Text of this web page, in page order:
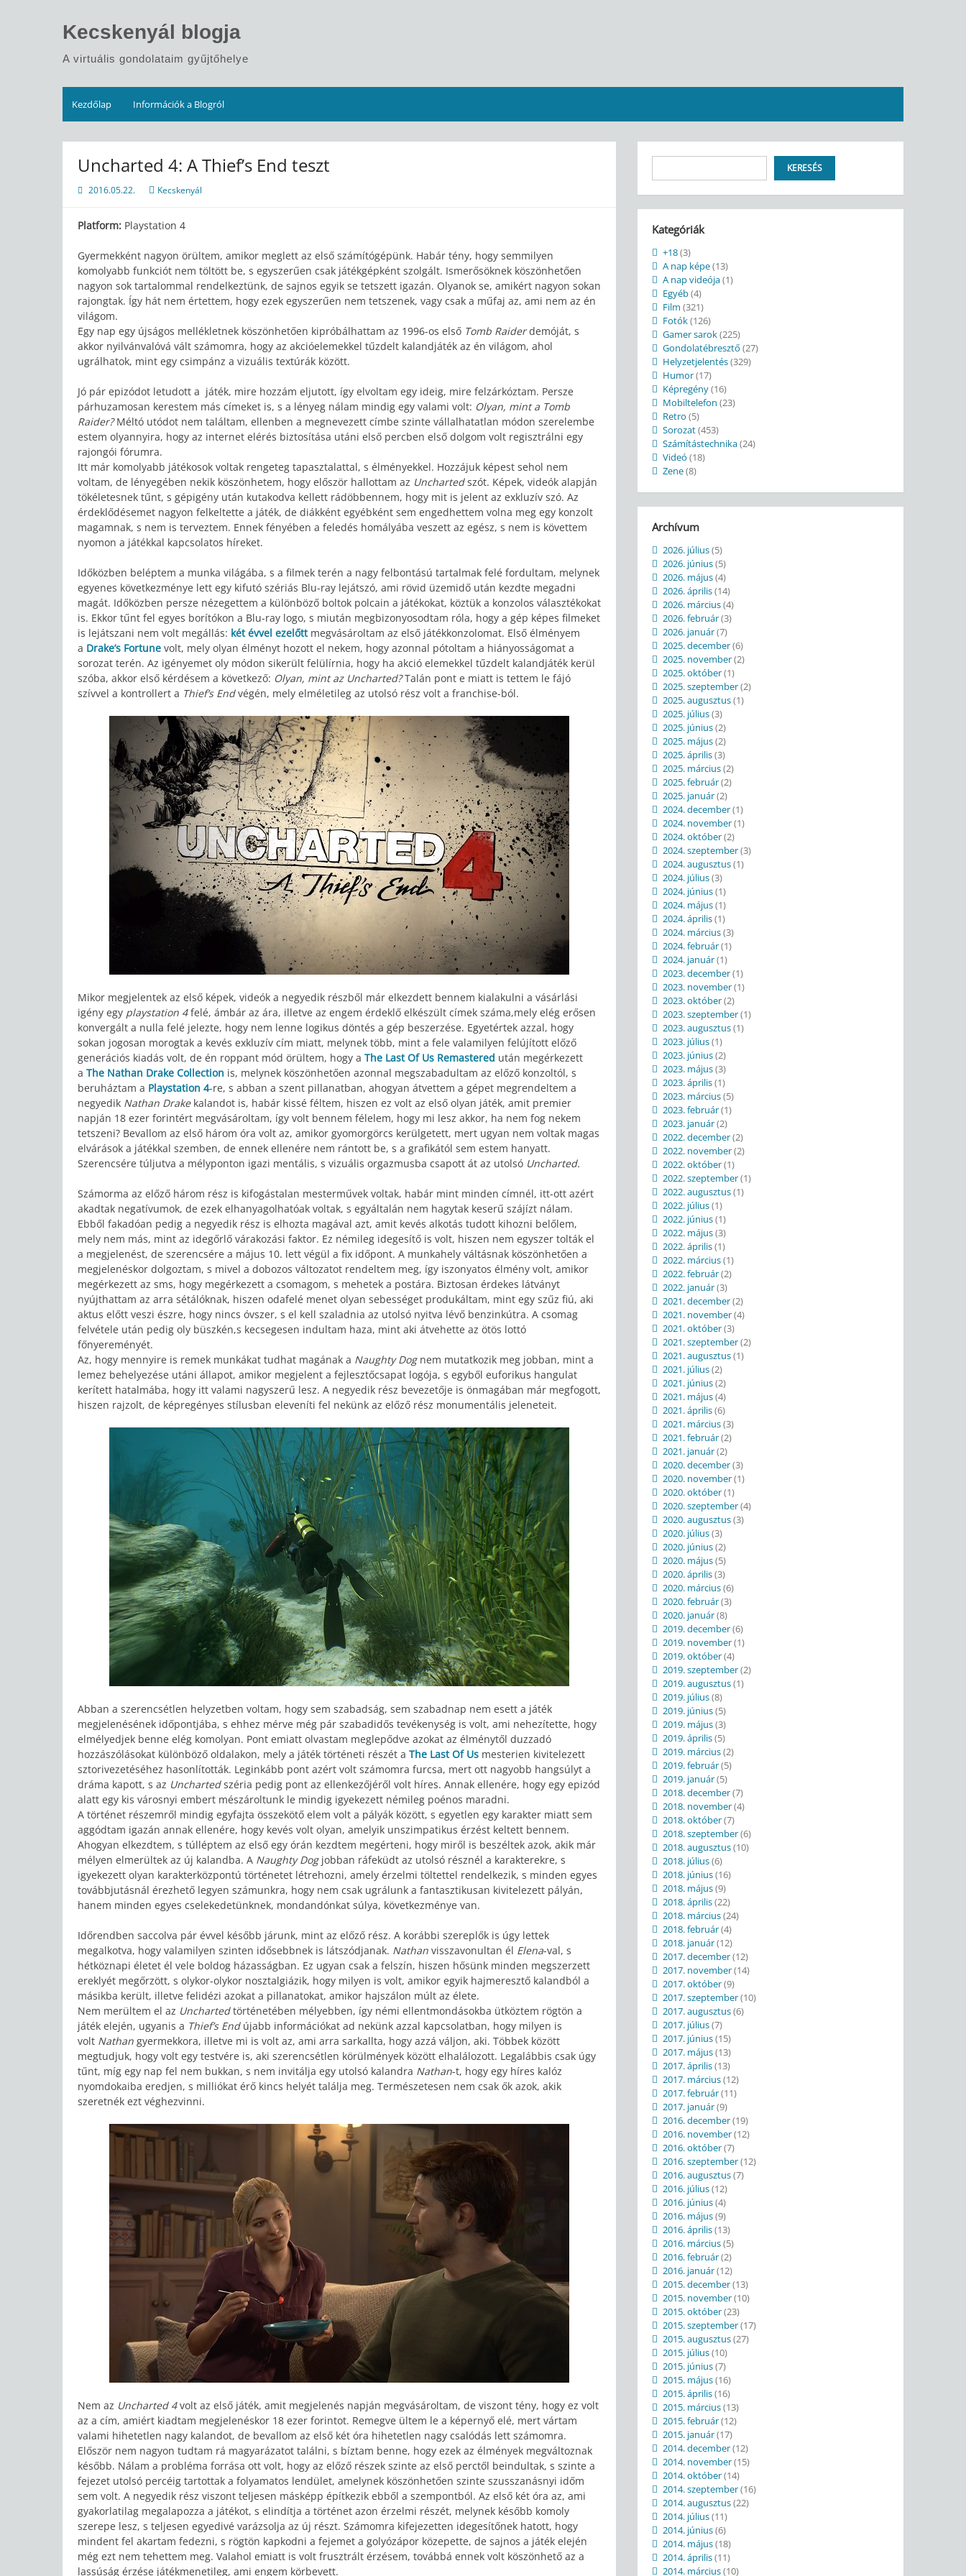
Kecskenyál blogja
A virtuális gondolataim gyűjtőhelye
Kezdőlap Információk a Blogról
Uncharted 4: A Thief’s End teszt
2016.05.22. Kecskenyál
Platform: Playstation 4
Gyermekként nagyon örültem, amikor meglett az első számítógépünk. Habár tény, hogy semmilyen
komolyabb funkciót nem töltött be, s egyszerűen csak játékgépként szolgált. Ismerősöknek köszönhetően
nagyon sok tartalommal rendelkeztünk, de sajnos egyik se tetszett igazán. Olyanok se, amikért nagyon sokan
rajongtak. Így hát nem értettem, hogy ezek egyszerűen nem tetszenek, vagy csak a műfaj az, ami nem az én
világom.
Egy nap egy újságos mellékletnek köszönhetően kipróbálhattam az 1996-os első Tomb Raiderdemóját, s
akkor nyilvánvalóvá vált számomra, hogy az akcióelemekkel tűzdelt kalandjáték az én világom, ahol
ugrálhatok, mint egy csimpánz a vizuális textúrák között.
Jó pár epizódot letudott a játék, mire hozzám eljutott, így elvoltam egy ideig, mire felzárkóztam. Persze
párhuzamosan kerestem más címeket is, s a lényeg nálam mindig egy valami volt: Olyan, mint a Tomb
Raider?Méltó utódot nem találtam, ellenben a megnevezett címbe szinte vállalhatatlan módon szerelembe
estem olyannyira, hogy az internet elérés biztosítása utáni első percben első dolgom volt regisztrálni egy
rajongói fórumra.
Itt már komolyabb játékosok voltak rengeteg tapasztalattal, s élményekkel. Hozzájuk képest sehol nem
voltam, de lényegében nekik köszönhetem, hogy először hallottam az Unchartedszót. Képek, videók alapján
tökéletesnek tűnt, s gépigény után kutakodva kellett rádöbbennem, hogy mit is jelent az exkluzív szó. Az
érdeklődésemet nagyon felkeltette a játék, de diákként egyébként sem engedhettem volna meg egy konzolt
magamnak, s nem is terveztem. Ennek fényében a feledés homályába veszett az egész, s nem is követtem
nyomon a játékkal kapcsolatos híreket.
Időközben beléptem a munka világába, s a filmek terén a nagy felbontású tartalmak felé fordultam, melynek
egyenes következménye lett egy kifutó szériás Blu-ray lejátszó, ami rövid üzemidő után kezdte megadni
magát. Időközben persze nézegettem a különböző boltok polcain a játékokat, köztük a konzolos választékokat
is. Ekkor tűnt fel egyes borítókon a Blu-ray logo, s miután megbizonyosodtam róla, hogy a gép képes filmeket
is lejátszani nem volt megállás: két évvel ezelőttmegvásároltam az első játékkonzolomat. Első élményem
a Drake’s Fortune volt, mely olyan élményt hozott el nekem, hogy azonnal pótoltam a hiányosságomat a
sorozat terén. Az igényemet oly módon sikerült felülírnia, hogy ha akció elemekkel tűzdelt kalandjáték kerül
szóba, akkor első kérdésem a következő: Olyan, mint az Uncharted?Talán pont e miatt is tettem le fájó
szívvel a kontrollert a Thief’s Endvégén, mely elméletileg az utolsó rész volt a franchise-ból.
Mikor megjelentek az első képek, videók a negyedik részből már elkezdett bennem kialakulni a vásárlási
igény egy playstation 4felé, ámbár az ára, illetve az engem érdeklő elkészült címek száma,mely elég erősen
konvergált a nulla felé jelezte, hogy nem lenne logikus döntés a gép beszerzése. Egyetértek azzal, hogy
sokan jogosan morogtak a kevés exkluzív cím miatt, melynek több, mint a fele valamilyen felújított előző
generációs kiadás volt, de én roppant mód örültem, hogy a The Last Of Us Remastered után megérkezett
a The Nathan Drake Collection is, melynek köszönhetően azonnal megszabadultam az előző konzoltól, s
beruháztam a Playstation 4-re, s abban a szent pillanatban, ahogyan átvettem a gépet megrendeltem a
negyedik Nathan Drake kalandot is, habár kissé féltem, hiszen ez volt az első olyan játék, amit premier
napján 18 ezer forintért megvásároltam, így volt bennem félelem, hogy mi lesz akkor, ha nem fog nekem
tetszeni? Bevallom az első három óra volt az, amikor gyomorgörcs kerülgetett, mert ugyan nem voltak magas
elvárások a játékkal szemben, de ennek ellenére nem rántott be, s a grafikától sem estem hanyatt.
Szerencsére túljutva a mélyponton igazi mentális, s vizuális orgazmusba csapott át az utolsó Uncharted.
Számorma az előző három rész is kifogástalan mesterművek voltak, habár mint minden címnél, itt-ott azért
akadtak negatívumok, de ezek elhanyagolhatóak voltak, s egyáltalán nem hagytak keserű szájízt nálam.
Ebből fakadóan pedig a negyedik rész is elhozta magával azt, amit kevés alkotás tudott kihozni belőlem,
mely nem más, mint az idegőrlő várakozási faktor. Ez némileg idegesítő is volt, hiszen nem egyszer tolták el
a megjelenést, de szerencsére a május 10. lett végül a fix időpont. A munkahely váltásnak köszönhetően a
megjelenéskor dolgoztam, s mivel a dobozos változatot rendeltem meg, így iszonyatos élmény volt, amikor
megérkezett az sms, hogy megérkezett a csomagom, s mehetek a postára. Biztosan érdekes látványt
nyújthattam az arra sétálóknak, hiszen odafelé menet olyan sebességet produkáltam, mint egy szűz fiú, aki
aktus előtt veszi észre, hogy nincs óvszer, s el kell szaladnia az utolsó nyitva lévő benzinkútra. A csomag
felvétele után pedig oly büszkén,s kecsegesen indultam haza, mint aki átvehette az ötös lottó
főnyereményét.
Az, hogy mennyire is remek munkákat tudhat magának a Naughty Dog nem mutatkozik meg jobban, mint a
lemez behelyezése utáni állapot, amikor megjelent a fejlesztőcsapat logója, s egyből euforikus hangulat
kerített hatalmába, hogy itt valami nagyszerű lesz. A negyedik rész bevezetője is önmagában már megfogott,
hiszen rajzolt, de képregényes stílusban eleveníti fel nekünk az előző rész monumentális jeleneteit.
Abban a szerencsétlen helyzetben voltam, hogy sem szabadság, sem szabadnap nem esett a játék
megjelenésének időpontjába, s ehhez mérve még pár szabadidős tevékenység is volt, ami nehezítette, hogy
elmélyedjek benne elég komolyan. Pont emiatt olvastam meglepődve azokat az élménytől duzzadó
hozzászólásokat különböző oldalakon, mely a játék történeti részét a The Last Of Us mesterien kivitelezett
sztorivezetéséhez hasonlították. Leginkább pont azért volt számomra furcsa, mert ott nagyobb hangsúlyt a
dráma kapott, s az Unchartedszéria pedig pont az ellenkezőjéről volt híres. Annak ellenére, hogy egy epizód
alatt egy kis városnyi embert mészároltunk le mindig igyekezett némileg poénos maradni.
A történet részemről mindig egyfajta összekötő elem volt a pályák között, s egyetlen egy karakter miatt sem
aggódtam igazán annak ellenére, hogy kevés volt olyan, amelyik unszimpatikus érzést keltett bennem.
Ahogyan elkezdtem, s túlléptem az első egy órán kezdtem megérteni, hogy miről is beszéltek azok, akik már
mélyen elmerültek az új kalandba. A Naughty Dog jobban ráfeküdt az utolsó résznél a karakterekre, s
igyekezett olyan karakterközpontú történetet létrehozni, amely érzelmi töltettel rendelkezik, s minden egyes
továbbjutásnál érezhető legyen számunkra, hogy nem csak ugrálunk a fantasztikusan kivitelezett pályán,
hanem minden egyes cselekedetünknek, mondandónkat súlya, következménye van.
Időrendben saccolva pár évvel később járunk, mint az előző rész. A korábbi szereplők is úgy lettek
megalkotva, hogy valamilyen szinten idősebbnek is látszódjanak. Nathan visszavonultan él Elena-val, s
hétköznapi életet él vele boldog házasságban. Ez ugyan csak a felszín, hiszen hősünk minden megszerzett
ereklyét megőrzött, s olykor-olykor nosztalgiázik, hogy milyen is volt, amikor egyik hajmeresztő kalandból a
másikba került, illetve felidézi azokat a pillanatokat, amikor hajszálon múlt az élete.
Nem merültem el az Unchartedtörténetében mélyebben, így némi ellentmondásokba ütköztem rögtön a
játék elején, ugyanis a Thief’s End újabb információkat ad nekünk azzal kapcsolatban, hogy milyen is
volt Nathan gyermekkora, illetve mi is volt az, ami arra sarkallta, hogy azzá váljon, aki. Többek között
megtudjuk, hogy volt egy testvére is, aki szerencsétlen körülmények között elhalálozott. Legalábbis csak úgy
tűnt, míg egy nap fel nem bukkan, s nem invitálja egy utolsó kalandra Nathan-t, hogy egy híres kalóz
nyomdokaiba eredjen, s milliókat érő kincs helyét találja meg. Természetesen nem csak ők azok, akik
szeretnék ezt véghezvinni.
Nem az Uncharted 4volt az első játék, amit megjelenés napján megvásároltam, de viszont tény, hogy ez volt
az a cím, amiért kiadtam megjelenéskor 18 ezer forintot. Remegve ültem le a képernyő elé, mert vártam
valami hihetetlen nagy kalandot, de bevallom az első két óra hihetetlen nagy csalódás lett számomra.
Először nem nagyon tudtam rá magyarázatot találni, s bíztam benne, hogy ezek az élmények megváltoznak
később. Nálam a probléma forrása ott volt, hogy az előző részek szinte az első perctől beindultak, s szinte a
fejezet utolsó percéig tartottak a folyamatos lendület, amelynek köszönhetően szinte szusszanásnyi időm
sem volt. A negyedik rész viszont teljesen másképp építkezik ebből a szempontból. Az első két óra az, ami
gyakorlatilag megalapozza a játékot, s elindítja a történet azon érzelmi részét, melynek később komoly
szerepe lesz, s teljesen egyedivé varázsolja az új részt. Számomra kifejezetten idegesítőnek hatott, hogy
mindent fel akartam fedezni, s rögtön kapkodni a fejemet a golyózápor közepette, de sajnos a játék elején
még ezt nem tehettem meg. Valahol emiatt is volt frusztrált érzésem, továbbá ennek volt köszönhető az a
lassúság érzése játékmenetileg, ami engem körbevett.
KERESÉS
Kategóriák
+18(3)
A nap képe(13)
A nap videója(1)
Egyéb(4)
Film (321)
Fotók(126)
Gamer sarok(225)
Gondolatébresztő (27)
Helyzetjelentés(329)
Humor(17)
Képregény(16)
Mobiltelefon (23)
Retro (5)
Sorozat(453)
Számítástechnika(24)
Videó (18)
Zene(8)
Archívum
2026. július(5)
2026. június(5)
2026. május(4)
2026. április(14)
2026. március(4)
2026. február(3)
2026. január(7)
2025. december(6)
2025. november(2)
2025. október(1)
2025. szeptember(2)
2025. augusztus(1)
2025. július(3)
2025. június(2)
2025. május(2)
2025. április(3)
2025. március(2)
2025. február(2)
2025. január(2)
2024. december(1)
2024. november(1)
2024. október(2)
2024. szeptember(3)
2024. augusztus(1)
2024. július(3)
2024. június(1)
2024. május(1)
2024. április(1)
2024. március(3)
2024. február(1)
2024. január(1)
2023. december(1)
2023. november(1)
2023. október(2)
2023. szeptember(1)
2023. augusztus(1)
2023. július(1)
2023. június(2)
2023. május(3)
2023. április(1)
2023. március(5)
2023. február(1)
2023. január(2)
2022. december(2)
2022. november(2)
2022. október(1)
2022. szeptember(1)
2022. augusztus(1)
2022. július(1)
2022. június(1)
2022. május(3)
2022. április(1)
2022. március(1)
2022. február(2)
2022. január(3)
2021. december(2)
2021. november(4)
2021. október(3)
2021. szeptember(2)
2021. augusztus(1)
2021. július(2)
2021. június(2)
2021. május(4)
2021. április(6)
2021. március(3)
2021. február(2)
2021. január(2)
2020. december(3)
2020. november(1)
2020. október(1)
2020. szeptember(4)
2020. augusztus(3)
2020. július(3)
2020. június(2)
2020. május(5)
2020. április(3)
2020. március(6)
2020. február(3)
2020. január(8)
2019. december(6)
2019. november(1)
2019. október(4)
2019. szeptember(2)
2019. augusztus(1)
2019. július(8)
2019. június(5)
2019. május(3)
2019. április(5)
2019. március(2)
2019. február(5)
2019. január(5)
2018. december(7)
2018. november(4)
2018. október(7)
2018. szeptember(6)
2018. augusztus(10)
2018. július(6)
2018. június(16)
2018. május(9)
2018. április(22)
2018. március(24)
2018. február(4)
2018. január(12)
2017. december(12)
2017. november(14)
2017. október(9)
2017. szeptember(10)
2017. augusztus(6)
2017. július(7)
2017. június(15)
2017. május(13)
2017. április(13)
2017. március(12)
2017. február(11)
2017. január(9)
2016. december(19)
2016. november(12)
2016. október(7)
2016. szeptember(12)
2016. augusztus(7)
2016. július(12)
2016. június(4)
2016. május(9)
2016. április(13)
2016. március(5)
2016. február(2)
2016. január(12)
2015. december(13)
2015. november(10)
2015. október(23)
2015. szeptember(17)
2015. augusztus(27)
2015. július(10)
2015. június(7)
2015. május(16)
2015. április(16)
2015. március(13)
2015. február(12)
2015. január(17)
2014. december(12)
2014. november(15)
2014. október(14)
2014. szeptember(16)
2014. augusztus(22)
2014. július(11)
2014. június(6)
2014. május(18)
2014. április(11)
2014. március(10)